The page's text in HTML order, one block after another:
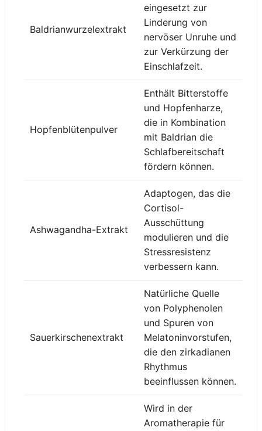
Baldrianwurzelextrakt
eingesetzt zur
Linderung von
nervöser Unruhe und
zur Verkürzung der
Einschlafzeit.
Hopfenblütenpulver
Enthält Bitterstoffe
und Hopfenharze,
die in Kombination
mit Baldrian die
Schlafbereitschaft
fördern können.
Ashwagandha-Extrakt
Adaptogen, das die
Cortisol-
Ausschüttung
modulieren und die
Stressresistenz
verbessern kann.
Sauerkirschenextrakt
Natürliche Quelle
von Polyphenolen
und Spuren von
Melatoninvorstufen,
die den zirkadianen
Rhythmus
beeinflussen können.
Wird in der
Aromatherapie für